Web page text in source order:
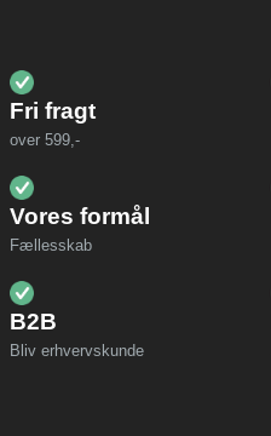
Fri fragt
over 599,-
Vores formål
Fællesskab
B2B
Bliv erhvervskunde